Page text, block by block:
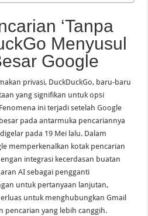
‘Tanpa
Menyusul
Google
privasi, DuckDuckGo, baru-baru
yang signifikan untuk opsi
ini terjadi setelah Google
pada antarmuka pencariannya
pada 19 Mei lalu. Dalam
memperkenalkan kotak pencarian
integrasi kecerdasan buatan
AI sebagai pengganti
untuk pertanyaan lanjutan,
untuk menghubungkan Gmail
pencarian yang lebih canggih.